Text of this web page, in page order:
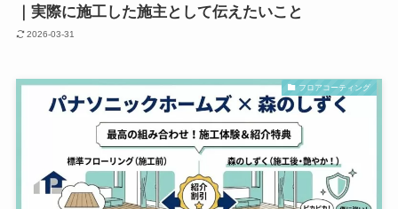
｜実際に施工した施主として伝えたいこと
2026-03-31
フロアコーティング